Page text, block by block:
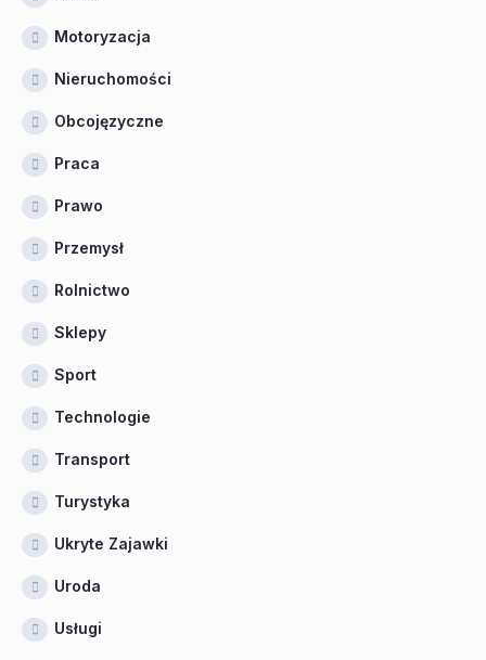
Motoryzacja
Nieruchomości
Obcojęzyczne
Praca
Prawo
Przemysł
Rolnictwo
Sklepy
Sport
Technologie
Transport
Turystyka
Ukryte Zajawki
Uroda
Usługi